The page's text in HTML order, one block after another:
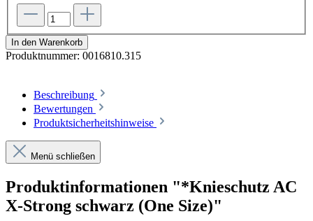
In den Warenkorb
Produktnummer: 0016810.315
Beschreibung
Bewertungen
Produktsicherheitshinweise
Menü schließen
Produktinformationen "*Knieschutz AC
X-Strong schwarz (One Size)"